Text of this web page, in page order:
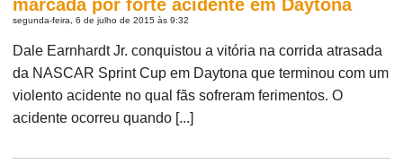
marcada por forte acidente em Daytona
segunda-feira, 6 de julho de 2015 às 9:32
Dale Earnhardt Jr. conquistou a vitória na corrida atrasada
da NASCAR Sprint Cup em Daytona que terminou com um
violento acidente no qual fãs sofreram ferimentos. O
acidente ocorreu quando [...]